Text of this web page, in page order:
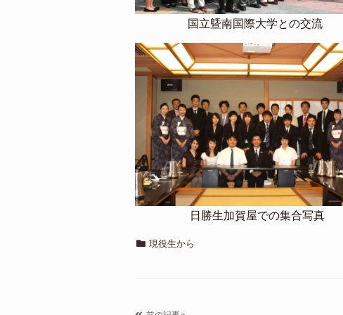
国立曁南国際大学との交流
日勝生加賀屋での集合写真
カ 現役生から